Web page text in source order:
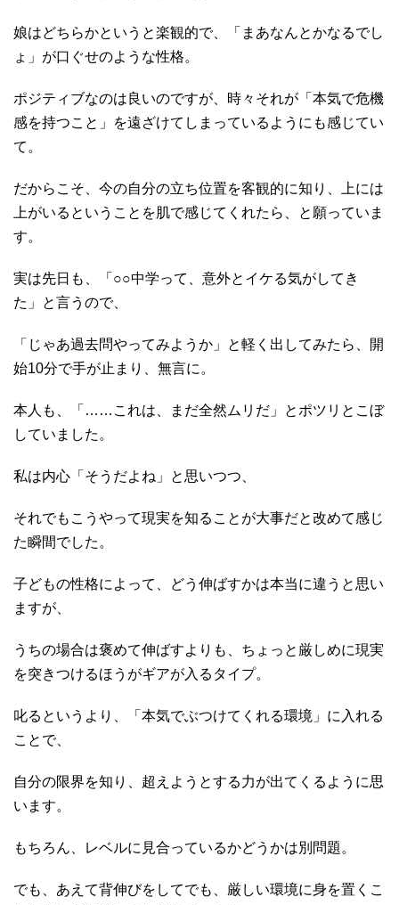
娘はどちらかというと楽観的で、「まあなんとかなるでし
ょ」が口ぐせのような性格。
ポジティブなのは良いのですが、時々それが「本気で危機
感を持つこと」を遠ざけてしまっているようにも感じてい
て。
だからこそ、今の自分の立ち位置を客観的に知り、上には
上がいるということを肌で感じてくれたら、と願っていま
す。
実は先日も、「○○中学って、意外とイケる気がしてき
た」と言うので、
「じゃあ過去問やってみようか」と軽く出してみたら、開
始10分で手が止まり、無言に。
本人も、「……これは、まだ全然ムリだ」とポツリとこぼ
していました。
私は内心「そうだよね」と思いつつ、
それでもこうやって現実を知ることが大事だと改めて感じ
た瞬間でした。
子どもの性格によって、どう伸ばすかは本当に違うと思い
ますが、
うちの場合は褒めて伸ばすよりも、ちょっと厳しめに現実
を突きつけるほうがギアが入るタイプ。
叱るというより、「本気でぶつけてくれる環境」に入れる
ことで、
自分の限界を知り、超えようとする力が出てくるように思
います。
もちろん、レベルに見合っているかどうかは別問題。
でも、あえて背伸びをしてでも、厳しい環境に身を置くこ